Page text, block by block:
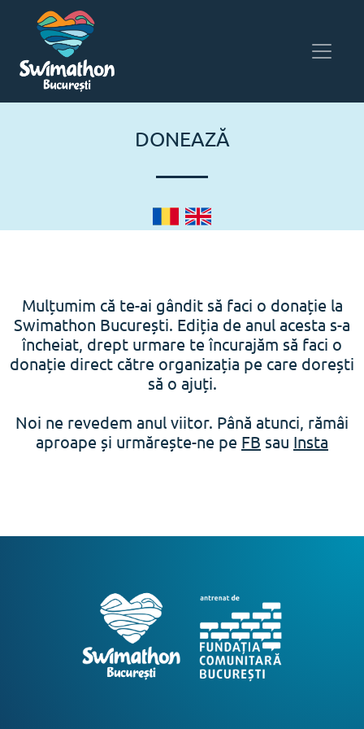
DONEAZĂ
Mulțumim că te-ai gândit să faci o donație la
Swimathon București. Ediția de anul acesta s-a
încheiat, drept urmare te încurajăm să faci o
donație direct către organizația pe care dorești
să o ajuți.
Noi ne revedem anul viitor. Până atunci, rămâi
aproape și urmărește-ne pe FB sau Insta